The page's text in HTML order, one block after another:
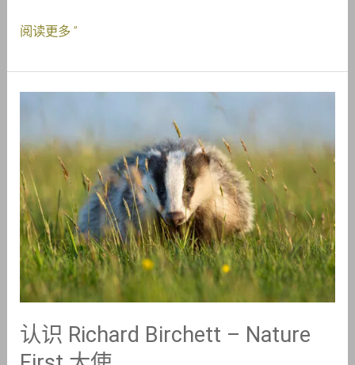
阅读更多 ”
认识 Richard Birchett – Nature
Richard
Birchett
–
Nature
First
大
使